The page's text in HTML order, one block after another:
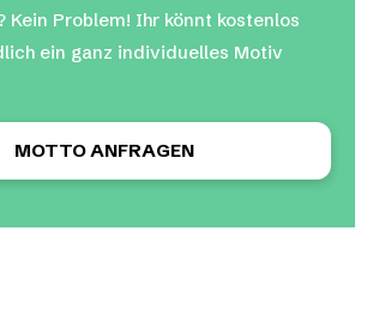
Kein Problem! Ihr könnt kostenlos
ein ganz individuelles Motiv
MOTTO ANFRAGEN